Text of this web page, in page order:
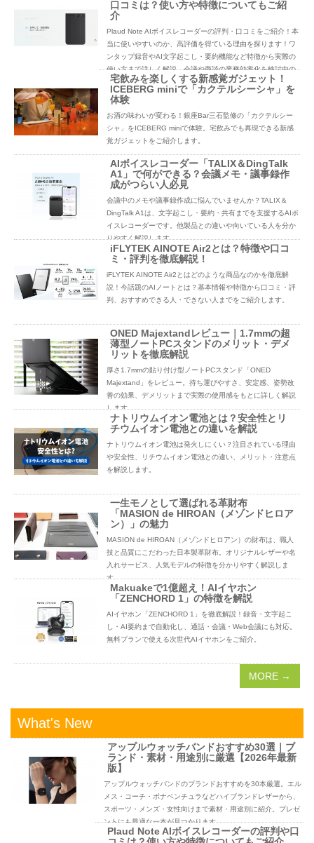
口コミは？使い方や特徴についてもご紹
介
Plaud Note AIボイスレコーダーの評判・口コミをご紹介！本
当に使いやすいのか、高評価を得ている理由を探ります！ワ
ンタップ録音やAI文字起こし・要約機能など特徴から実際の
使い方まで詳しく解説。会議や商談の業務効率化を検討中の
方必見です。
宅飲みを楽しくする新感覚ガジェット！
ICEBERG miniで「カクテルシーシャ」を
体験
お酒の味わいが変わる！銀座Bar三石監修の「カクテルシー
シャ」をICEBERG miniで体験。宅飲みでも再現できる新感
覚ガジェットをご紹介します。
AIボイスレコーダー「TALIX＆DingTalk
A1」で何ができる？会議メモ・議事録作
成がつらい人必見
会議中のメモや議事録作成に悩んでいませんか？TALIX＆
DingTalk A1は、文字起こし・要約・共有までを支援するAIボ
イスレコーダーです。他製品との違いや向いている人を分か
りやすく解説します。
iFLYTEK AINOTE Air2とは？特徴や口コ
ミ・評判を徹底解説！
iFLYTEK AINOTE Air2とはどのような商品なのかを徹底解
説！今話題のAIノートとは？基本情報や特徴から口コミ・評
判、おすすめできる人・できない人までをご紹介します。
ONED Majextandレビュー｜1.7mmの超
薄型ノートPCスタンドのメリット・デメ
リットを徹底解説
厚さ1.7mmの貼り付け型ノートPCスタンド「ONED
Majextand」をレビュー。持ち運びやすさ、安定感、姿勢改
善の効果、デメリットまで実際の使用感をもとに詳しく解説
します。
ナトリウムイオン電池とは？安全性とリ
チウムイオン電池との違いを解説
ナトリウムイオン電池は発火しにくい？注目されている理由
や安全性、リチウムイオン電池との違い、メリット・注意点
を解説します。
一生モノとして選ばれる革財布
「MASION de HIROAN（メゾンドヒロア
ン）」の魅力
MASION de HIROAN（メゾンドヒロアン）の財布は、職人
技と品質にこだわった日本製革財布。オリジナルレザーや名
入れサービス、人気モデルの特徴を分かりやすく解説しま
す。
Makuakeで1億超え！AIイヤホン
「ZENCHORD 1」の特徴を解説
AIイヤホン「ZENCHORD 1」を徹底解説！録音・文字起こ
し・AI要約まで自動化し、通話・会議・Web会議にも対応。
無料プランで使える次世代AIイヤホンをご紹介。
MORE →
What's New
アップルウォッチバンドおすすめ30選｜ブ
ランド・素材・用途別に厳選【2026年最新
版】
アップルウォッチバンドのブランドおすすめを30本厳選。エル
メス・コーチ・ボナベンチュラなどハイブランドレザーから、
スポーツ・メンズ・女性向けまで素材・用途別に紹介。プレゼ
ントにも最適な一本が見つかります。
Plaud Note AIボイスレコーダーの評判や口